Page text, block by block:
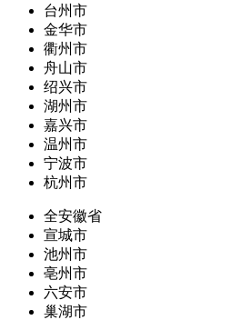
台州市
金华市
衢州市
舟山市
绍兴市
湖州市
嘉兴市
温州市
宁波市
杭州市
全安徽省
宣城市
池州市
亳州市
六安市
巢湖市